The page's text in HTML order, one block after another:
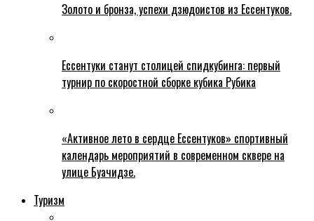
Золото и бронза, успехи дзюдоистов из Ессентуков.
Ессентуки станут столицей спидкубинга: первый
турнир по скоростной сборке кубика Рубика
«Активное лето в сердце Ессентуков» спортивный
календарь мероприятий в современном сквере на
улице Буачидзе.
Туризм